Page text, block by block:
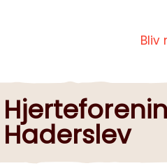
Bliv
Haderslev